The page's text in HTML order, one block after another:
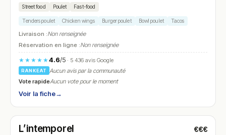
Street food Poulet Fast-food
Tenders poulet Chicken wings Burger poulet Bowl poulet Tacos
Livraison :Non renseignée
Réservation en ligne :Non renseignée
★★★★★4.6/5· 5 436 avis Google
RANKEAT
Aucun avis par la communauté
Vote rapideAucun vote pour le moment
Voir la fiche→
N° 11
L’intemporel €€€